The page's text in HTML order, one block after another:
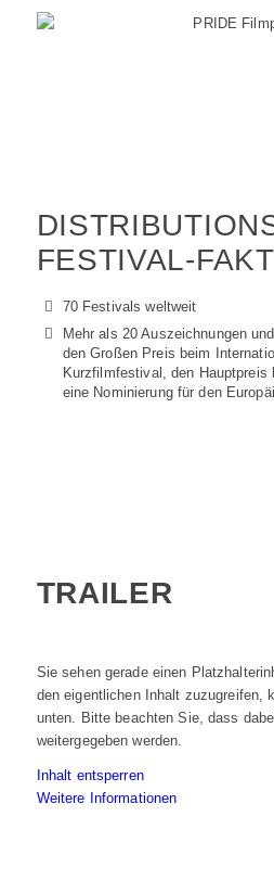
FESTIVAL-
70 Festivals weltweit
Mehr als 20 Auszeichnungen
den Großen Preis beim
Kurzfilmfestival, den Hauptpreis
eine Nominierung für den
TRAILER
Sie sehen gerade einen
den eigentlichen Inhalt zuzugreifen,
unten. Bitte beachten Sie, dass
weitergegeben werden.
Inhalt entsperren
Weitere Informationen